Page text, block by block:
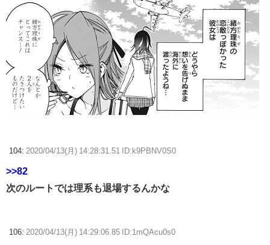
104: 2020/04/13(月) 14:28:31.51 ID:k9PBNV0S0
>>82
次のルートでは理系も退場するんかな
106: 2020/04/13(月) 14:29:06.85 ID:1mQAcu0s0